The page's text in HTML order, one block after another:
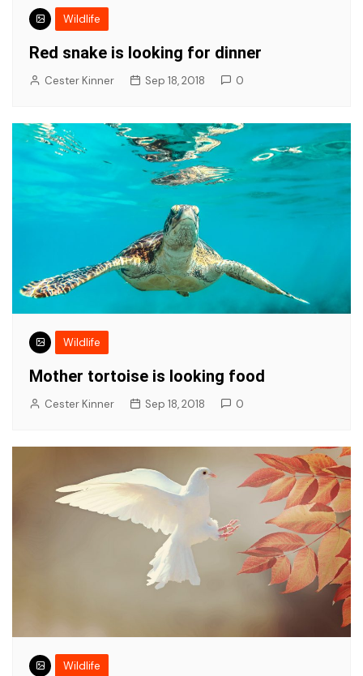
Wildlife
Red snake is looking for dinner
Cester Kinner Sep 18, 2018 0
Wildlife
Mother tortoise is looking food
Cester Kinner Sep 18, 2018 0
Wildlife